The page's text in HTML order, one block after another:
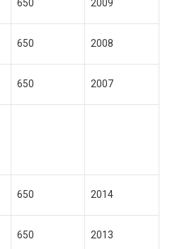
650 2009
650 2008
650 2007
650 2014
650 2013